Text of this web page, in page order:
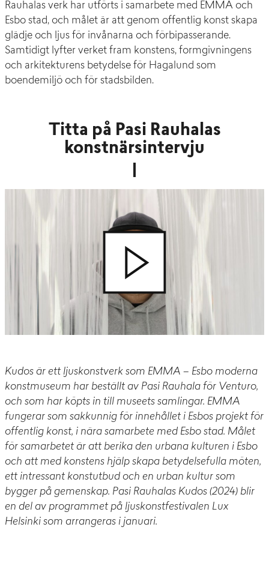
Rauhalas verk har utförts i samarbete med EMMA och
Esbo stad, och målet är att genom offentlig konst skapa
glädje och ljus för invånarna och förbipasserande.
Samtidigt lyfter verket fram konstens, formgivningens
och arkitekturens betydelse för Hagalund som
boendemiljö och för stadsbilden.
Titta på Pasi Rauhalas
konstnärsintervju
Kudos är ett ljuskonstverk som EMMA – Esbo moderna
konstmuseum har beställt av Pasi Rauhala för Venturo,
och som har köpts in till museets samlingar. EMMA
fungerar som sakkunnig för innehållet i Esbos projekt för
offentlig konst, i nära samarbete med Esbo stad. Målet
för samarbetet är att berika den urbana kulturen i Esbo
och att med konstens hjälp skapa betydelsefulla möten,
ett intressant konstutbud och en urban kultur som
bygger på gemenskap. Pasi Rauhalas Kudos (2024) blir
en del av programmet på ljuskonstfestivalen Lux
Helsinki som arrangeras i januari.